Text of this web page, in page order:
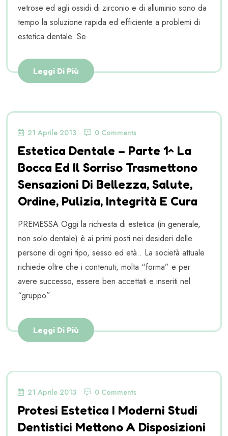
vetrose ed agli ossidi di zirconio e di alluminio sono da
tempo la soluzione rapida ed efficiente a problemi di
estetica dentale. Se
Leggi Di Più
21 Aprile 2013 0 Comments
Estetica Dentale – Parte 1^ La
Bocca Ed Il Sorriso Trasmettono
Sensazioni Di Bellezza, Salute,
Ordine, Pulizia, Integrità E Cura
PREMESSA Oggi la richiesta di estetica (in generale,
non solo dentale) è ai primi posti nei desideri delle
persone di ogni tipo, sesso ed età.. La società attuale
richiede oltre che i contenuti, molta “forma” e per
avere successo, essere ben accettati e inseriti nel
“gruppo”
Leggi Di Più
21 Aprile 2013 0 Comments
Protesi Estetica I Moderni Studi
Dentistici Mettono A Disposizioni